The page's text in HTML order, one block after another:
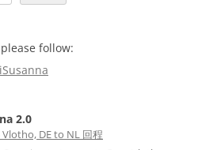
follow:
2.0
DE to NL 回程